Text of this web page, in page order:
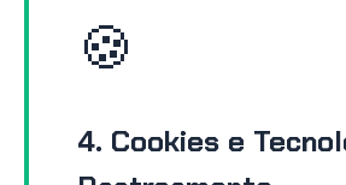
🍪
4. Cookies e